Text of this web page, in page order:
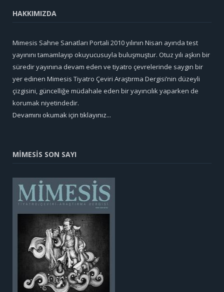
HAKKIMIZDA
Mimesis Sahne Sanatları Portali 2010 yılının Nisan ayında test
yayınını tamamlayıp okuyucusuyla buluşmuştur. Otuz yılı aşkın bir
süredir yayınına devam eden ve tiyatro çevrelerinde saygın bir
yer edinen Mimesis Tiyatro Çeviri Araştırma Dergisi’nin düzeyli
çizgisini, güncelliğe müdahale eden bir yayıncılık yaparken de
korumak niyetindedir.
Devamını okumak için tıklayınız...
MİMESİS SON SAYI